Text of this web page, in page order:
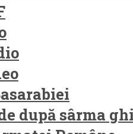
după sârma